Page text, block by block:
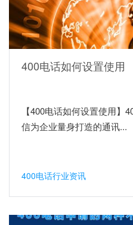
400电话如何设置使用
【400电话如何设置使用】
信为企业量身打造的通讯...
400电话行业资讯